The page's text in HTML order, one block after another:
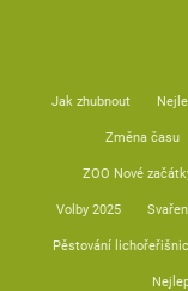
Jak zhubnout
Změna času
ZOO Nové
Volby 2025
Pěstování